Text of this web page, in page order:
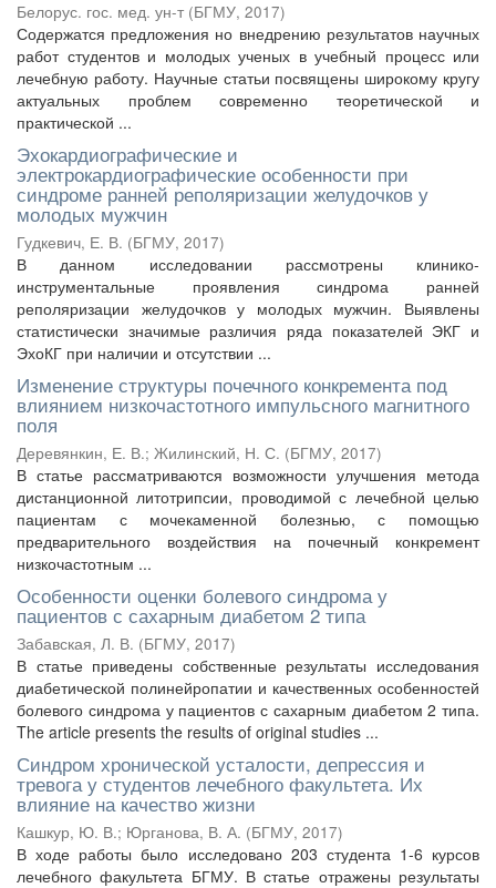
Белорус. гос. мед. ун-т (БГМУ, 2017)
Содержатся предложения но внедрению результатов научных
работ студентов и молодых ученых в учебный процесс или
лечебную работу. Научные статьи посвящены широкому кругу
актуальных проблем современно теоретической и
практической ...
Эхокардиографические и
электрокардиографические особенности при
синдроме ранней реполяризации желудочков у
молодых мужчин
Гудкевич, Е. В. (БГМУ, 2017)
В данном исследовании рассмотрены клинико-
инструментальные проявления синдрома ранней
реполяризации желудочков у молодых мужчин. Выявлены
статистически значимые различия ряда показателей ЭКГ и
ЭхоКГ при наличии и отсутствии ...
Изменение структуры почечного конкремента под
влиянием низкочастотного импульсного магнитного
поля
Деревянкин, Е. В.; Жилинский, Н. С. (БГМУ, 2017)
В статье рассматриваются возможности улучшения метода
дистанционной литотрипсии, проводимой с лечебной целью
пациентам с мочекаменной болезнью, с помощью
предварительного воздействия на почечный конкремент
низкочастотным ...
Особенности оценки болевого синдрома у
пациентов с сахарным диабетом 2 типа
Забавская, Л. В. (БГМУ, 2017)
В статье приведены собственные результаты исследования
диабетической полинейропатии и качественных особенностей
болевого синдрома у пациентов с сахарным диабетом 2 типа.
The article presents the results of original studies ...
Синдром хронической усталости, депрессия и
тревога у студентов лечебного факультета. Их
влияние на качество жизни
Кашкур, Ю. В.; Юрганова, В. А. (БГМУ, 2017)
В ходе работы было исследовано 203 студента 1-6 курсов
лечебного факультета БГМУ. В статье отражены результаты